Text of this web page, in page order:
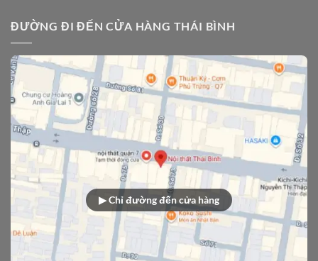
ĐƯỜNG ĐI ĐẾN CỬA HÀNG THÁI BÌNH
▶ Chỉ đường đến cửa hàng